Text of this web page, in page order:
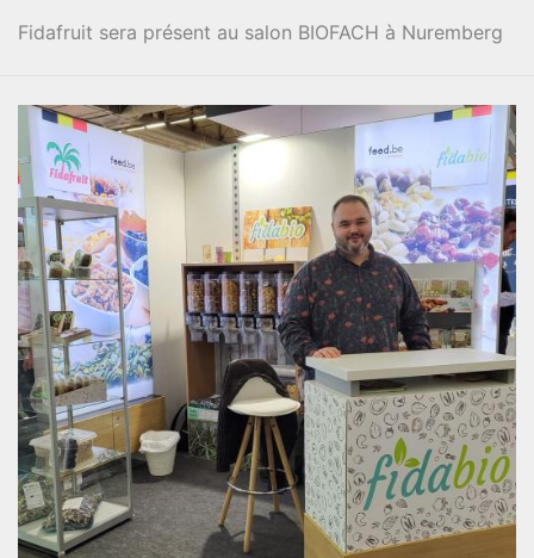
Fidafruit sera présent au salon BIOFACH à Nuremberg